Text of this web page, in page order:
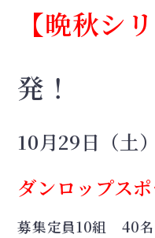
【晩秋シ
発！
10月29日（土
ダンロップス
募集定員10組 40名